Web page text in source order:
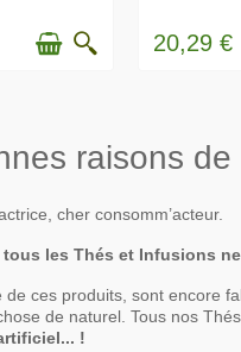
20,29 €
raisons
cher consomm’acteur.
tous les Thés et Infusions
de ces produits, sont encore
de naturel. Tous nos
!